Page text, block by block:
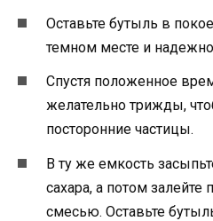
Оставьте бутыль в
темном месте и
Спустя положенное
желательно трижды,
посторонние частицы.
В ту же емкость
сахара, а потом залейте
смесью. Оставьте